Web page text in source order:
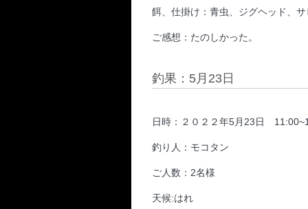
餌、仕掛け：青虫、ジグヘッド、サ
ご感想：たのしかった。
釣果：5月23日
日時：２０２２年5月23日
釣り人：モコタン
ご人数：2名様
天候:はれ